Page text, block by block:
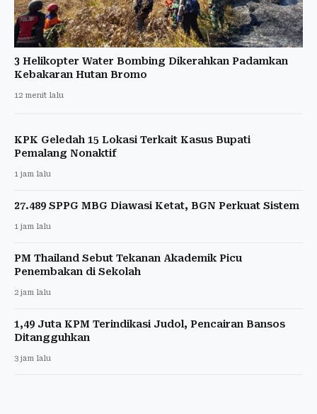
3 Helikopter Water Bombing Dikerahkan Padamkan
Kebakaran Hutan Bromo
12 menit lalu
KPK Geledah 15 Lokasi Terkait Kasus Bupati
Pemalang Nonaktif
1 jam lalu
27.489 SPPG MBG Diawasi Ketat, BGN Perkuat Sistem
1 jam lalu
PM Thailand Sebut Tekanan Akademik Picu
Penembakan di Sekolah
2 jam lalu
1,49 Juta KPM Terindikasi Judol, Pencairan Bansos
Ditangguhkan
3 jam lalu